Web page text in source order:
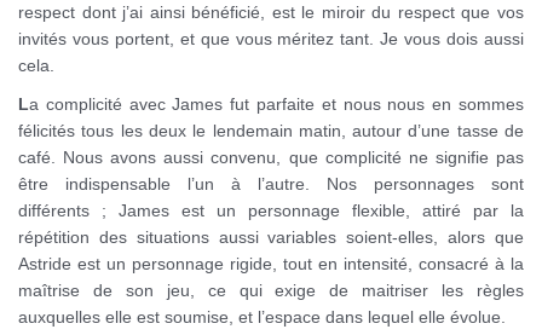
respect dont j’ai ainsi bénéficié, est le miroir du respect que vos
invités vous portent, et que vous méritez tant. Je vous dois aussi
cela.
La complicité avec James fut parfaite et nous nous en sommes
félicités tous les deux le lendemain matin, autour d’une tasse de
café. Nous avons aussi convenu, que complicité ne signifie pas
être indispensable l’un à l’autre. Nos personnages sont
différents ; James est un personnage flexible, attiré par la
répétition des situations aussi variables soient-elles, alors que
Astride est un personnage rigide, tout en intensité, consacré à la
maîtrise de son jeu, ce qui exige de maitriser les règles
auxquelles elle est soumise, et l’espace dans lequel elle évolue.